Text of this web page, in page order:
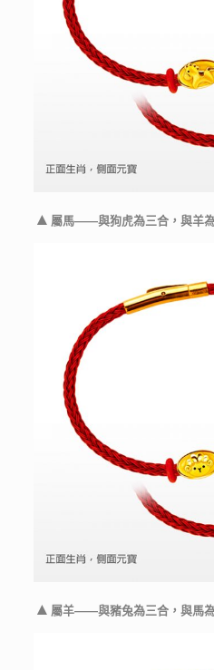
▲ 屬馬——與狗虎為三合，與羊為
▲ 屬羊——與豬兔為三合，與馬為